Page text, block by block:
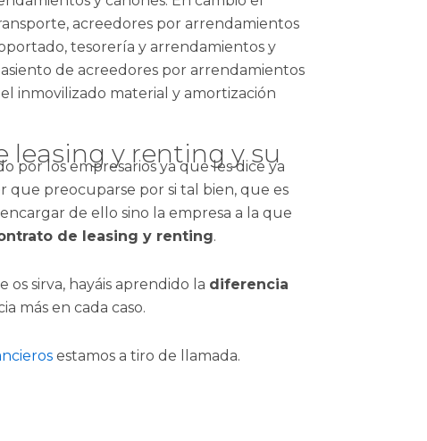
acreedores por arrendamientos
tesorería y arrendamientos y
de acreedores por arrendamientos
inmovilizado material y amortización
por los empresarios ya que les dice ya
que preocuparse por si tal bien, que es
de ello sino la empresa a la que
de leasing y renting.
os sirva, hayáis aprendido la diferencia
más en cada caso.
estamos a tiro de llamada.